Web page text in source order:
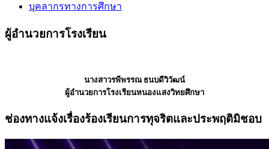
บุคลากรทางการศึกษา
ผู้อำนวยการโรงเรียน
นางสาวรพีพรรณ ธนบดีวิวัฒน์
ผู้อำนวยการโรงเรียนหนองแสงวิทยศึกษา
ช่องทางแจ้งเรื่องร้องเรียนการทุจริตและประพฤติมิชอบ